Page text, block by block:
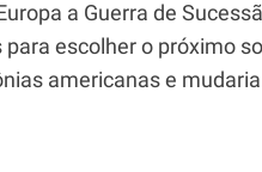
a Guerra de
escolher o próximo
americanas e